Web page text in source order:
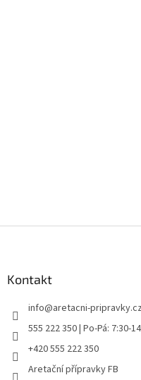
Kontakt
info@aretacni-pripravky.cz
555 222 350 | Po-Pá: 7:30-
+420 555 222 350
Aretační přípravky FB